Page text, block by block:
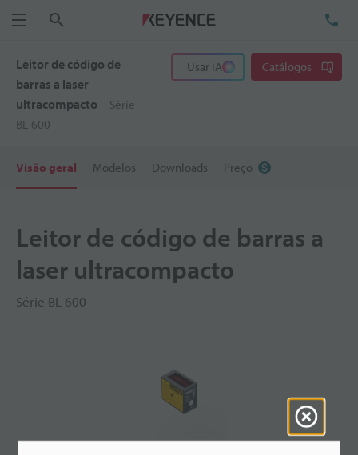
Menu
Leitor de código de
barras a laser
ultracompacto
Série
BL-600
Usar IA Catálogos
Visão geral Modelos Downloads Preço
Leitor de código de barras a
laser ultracompacto
Série BL-600